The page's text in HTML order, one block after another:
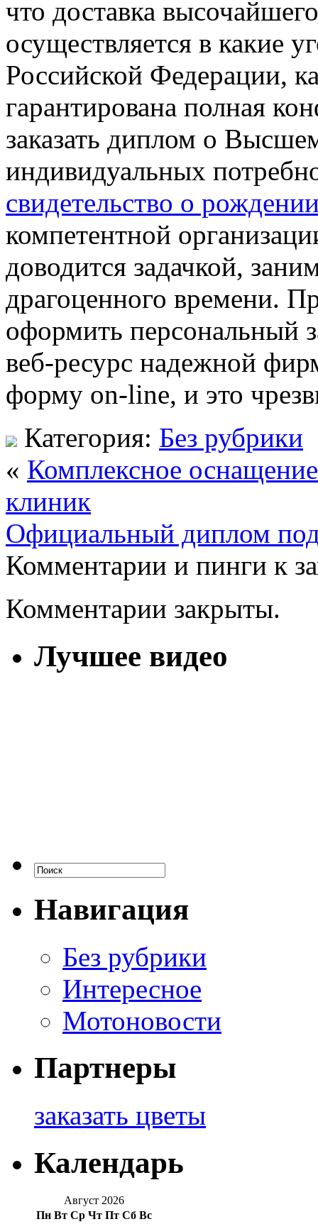
что доставка
осуществляется в какие
Российской Федерации,
гарантирована полная
заказать диплом о
индивидуальных
свидетельство о
компетентной
доводится задачкой,
драгоценного времени.
оформить персональный
веб-ресурс надежной
форму on-line, и это
Категория: Без рубрики
« Комплексное
клиник
Официальный диплом
Комментарии и пинги к
Комментарии закрыты.
Лучшее видео
Навигация
Без рубрики
Интересное
Мотоновости
Партнеры
заказать цветы
Календарь
Август 2026
Пн Вт Ср Чт Пт Сб Вс